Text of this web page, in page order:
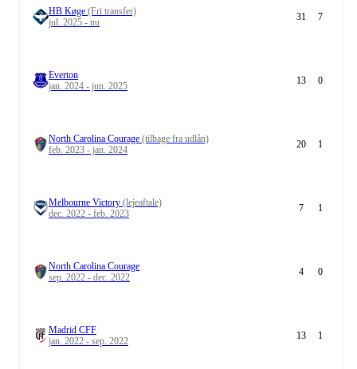
HB Køge (Fri transfer)
jul. 2025 - nu
31 7
Everton
jan. 2024 - jun. 2025
13 0
North Carolina Courage (tilbage fra udlån)
feb. 2023 - jan. 2024
20 1
Melbourne Victory (lejeaftale)
dec. 2022 - feb. 2023
7 1
North Carolina Courage
sep. 2022 - dec. 2022
4 0
Madrid CFF
jan. 2022 - sep. 2022
13 1